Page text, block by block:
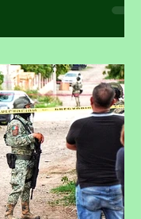
Parte
anunciadas por el
Estados Unidos (EUA)
el narcotráfico, la
tiene el presidente
en qu